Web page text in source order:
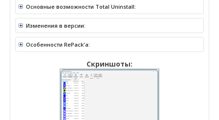
Основные возможности Total Uninstall:
Изменения в версии:
Особенности RePack'a:
Скриншоты: